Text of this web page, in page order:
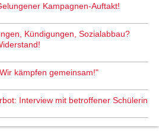
Kampagnen-Auftakt!
Kündigungen, Sozialabbau?
kämpfen gemeinsam!"
Interview mit betroffener Schülerin